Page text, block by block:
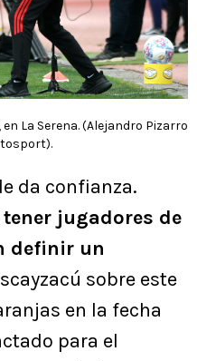
La Serena. (Alejandro Pizarro
da confianza.
jugadores de
definir un
sobre este
en la fecha
para el